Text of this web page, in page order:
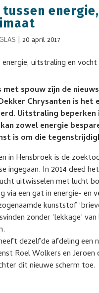
tussen
|20 april 2017
spouw zijn de
Chrysanten is
Uitstraling
zowel energie
is om die
in Hensbroek is de
ingegaan. In 2014 deed
uitwisselen met lucht
via een gat in energie- en
kunststof
zonder ‘lekkage’
dezelfde afdeling een
Roel Wolkers en
dit nieuwe scherm toe.